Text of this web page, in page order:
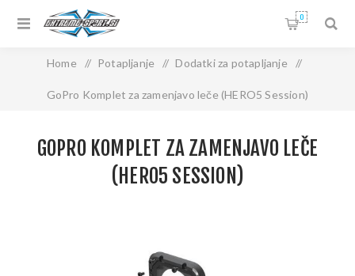
0
Home / Potapljanje / Dodatki za potapljanje /
GoPro Komplet za zamenjavo leče (HERO5 Session)
GOPRO KOMPLET ZA ZAMENJAVO LEČE
(HERO5 SESSION)